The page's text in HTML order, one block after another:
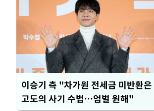
이승기 측 "차가원 전세금 미반환은
고도의 사기 수법…엄벌 원해"